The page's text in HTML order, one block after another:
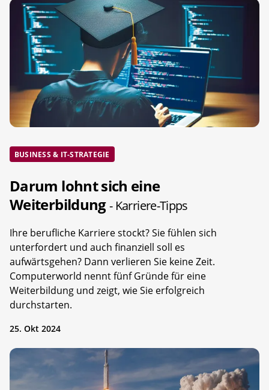
BUSINESS & IT-STRATEGIE
Darum lohnt sich eine
Weiterbildung- Karriere-Tipps
Ihre berufliche Karriere stockt? Sie fühlen sich
unterfordert und auch finanziell soll es
aufwärtsgehen? Dann verlieren Sie keine Zeit.
Computerworld nennt fünf Gründe für eine
Weiterbildung und zeigt, wie Sie erfolgreich
durchstarten.
25. Okt 2024